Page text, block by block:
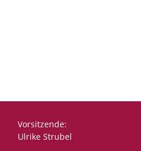
Vorsitzende:
Ulrike Strubel